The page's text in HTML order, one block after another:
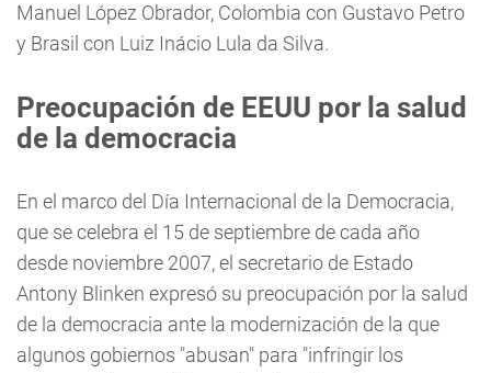
Manuel López Obrador, Colombia con Gustavo Petro
y Brasil con Luiz Inácio Lula da Silva.
Preocupación de EEUU por la salud
de la democracia
En el marco del Día Internacional de la Democracia,
que se celebra el 15 de septiembre de cada año
desde noviembre 2007, el secretario de Estado
Antony Blinken expresó su preocupación por la salud
de la democracia ante la modernización de la que
algunos gobiernos "abusan" para "infringir los